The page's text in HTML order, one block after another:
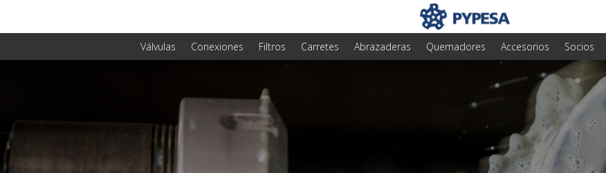
Válvulas Conexiones Filtros Carretes Abrazaderas Quemadores Accesorios Socios